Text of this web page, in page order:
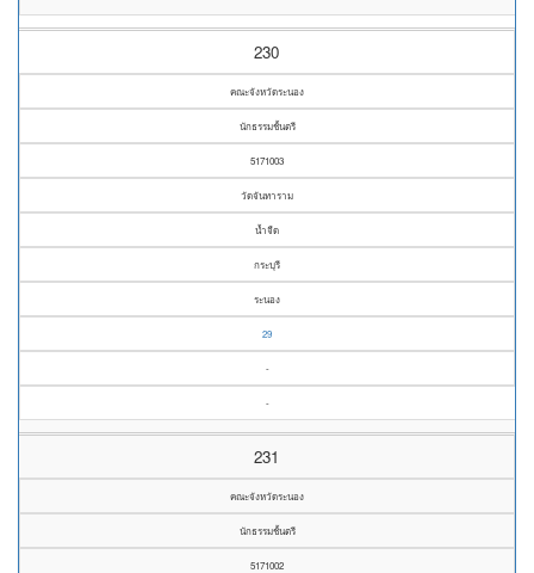
230
คณะจังหวัดระนอง
นักธรรมชั้นตรี
5171003
วัดจันทาราม
น้ำจืด
กระบุรี
ระนอง
29
-
-
231
คณะจังหวัดระนอง
นักธรรมชั้นตรี
5171002